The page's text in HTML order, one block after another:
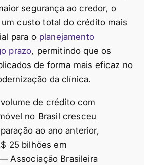
segurança ao credor, o
custo total do crédito mais
para o planejamento
prazo, permitindo que os
de forma mais eficaz no
da clínica.
de crédito com
no Brasil cresceu
ao ano anterior,
25 bilhões em
Associação Brasileira